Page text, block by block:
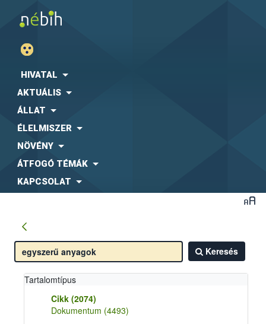
HIVATAL
AKTUÁLIS
ÁLLAT
ÉLELMISZER
NÖVÉNY
ÁTFOGÓ TÉMÁK
KAPCSOLAT
Keresés
Tartalomtípus
Cikk (2074)
Dokumentum (4493)